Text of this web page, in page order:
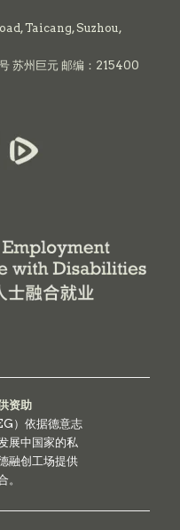
Taicang,Suzhou,
苏州巨元 邮编：215400
资助
）依据德意志
展中国家的私
融创工场提供
。